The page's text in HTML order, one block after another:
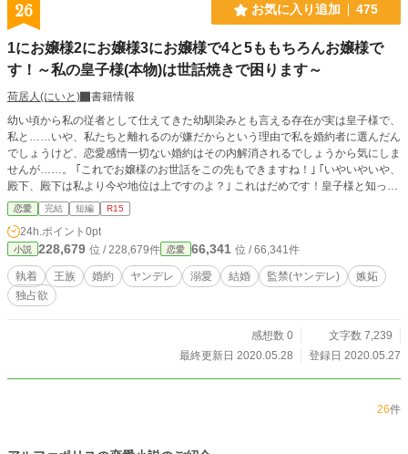
26 お気に入り追加 475
1にお嬢様2にお嬢様3にお嬢様で4と5ももちろんお嬢様で
す！～私の皇子様(本物)は世話焼きで困ります～
荷居人(にいと)
書籍情報
幼い頃から私の従者として仕えてきた幼馴染みとも言える存在が実は皇子様で、
私と……いや、私たちと離れるのが嫌だからという理由で私を婚約者に選んだん
でしょうけど、恋愛感情一切ない婚約はその内解消されるでしょうから気にしま
せんが……。 ｢これでお嬢様のお世話をこの先もできますね！｣ ｢いやいやいや、
殿下、殿下は私より今や地位は上ですのよ？｣ これはだめです！皇子様と知った
貴方を使用人扱いできませんわよ！これじゃあ殿下の恋どころではなく、ただ私
の世話がしたいだけの世話焼き皇子にしかなりません。 こんな行き遅れを気に
しない私だって恋はしてみたいし、殿下も恋を見つけて本当に愛する人と結婚す
べきだと思っています。 と思っていたのになんだかおかしな方向に？ 5話で完
結です！既に書き終えてます。
恋愛 完結 短編 R15
24h.ポイント 0pt
小説 228,679 位 / 228,679件 恋愛 66,341 位 / 66,341件
執着 王族 婚約 ヤンデレ 溺愛 結婚 監禁(ヤンデレ)
嫉妬
独占欲
感想数 0
文字数 7,239
最終更新日 2020.05.28
登録日 2020.05.27
26件